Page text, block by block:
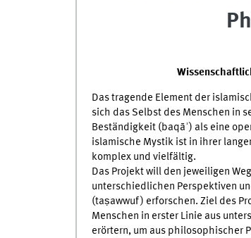
Das tragende Element der
sich das Selbst des Menschen in
Beständigkeit (baqāʾ) als eine
islamische Mystik ist in ihrer
komplex und vielfältig.
Das Projekt will den jeweiligen
unterschiedlichen Perspektiven
(taṣawwuf) erforschen. Ziel des
Menschen in erster Linie aus
erörtern, um aus philosophischer